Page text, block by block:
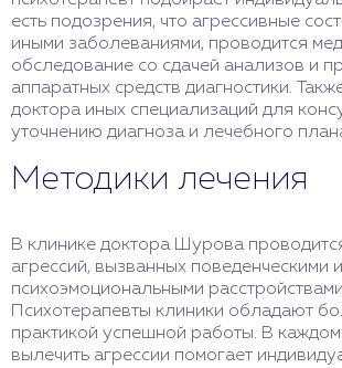
есть подозрения, что агрессивные
иными заболеваниями, проводится
обследование со сдачей анализов и
аппаратных средств диагностики.
доктора иных специализаций для
уточнению диагноза и лечебного
Методики лечения
В клинике доктора Шурова
агрессий, вызванных поведенческими
психоэмоциональными
Психотерапевты клиники обладают
практикой успешной работы. В
вылечить агрессии помогает